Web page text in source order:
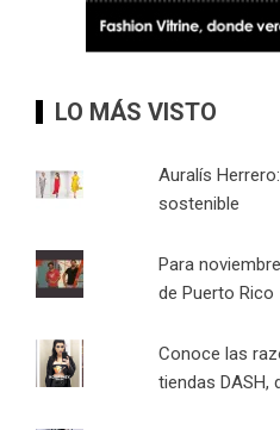
LO MÁS VISTO
Auralís
sostenible
Para
de Puerto Rico
Conoce las
tiendas DASH,